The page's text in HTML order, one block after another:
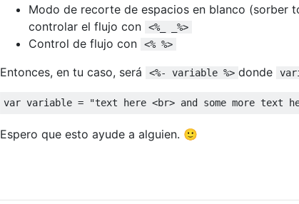
Modo de recorte de espacios en blanco (sorber
controlar el flujo con
<%_ _%>
Control de flujo con <% %>
Entonces, en tu caso, será <%- variable %> donde
var variable = "text here <br> and some more text
Espero que esto ayude a alguien. 🙂